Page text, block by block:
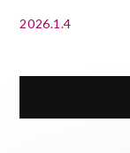
2026.1.4